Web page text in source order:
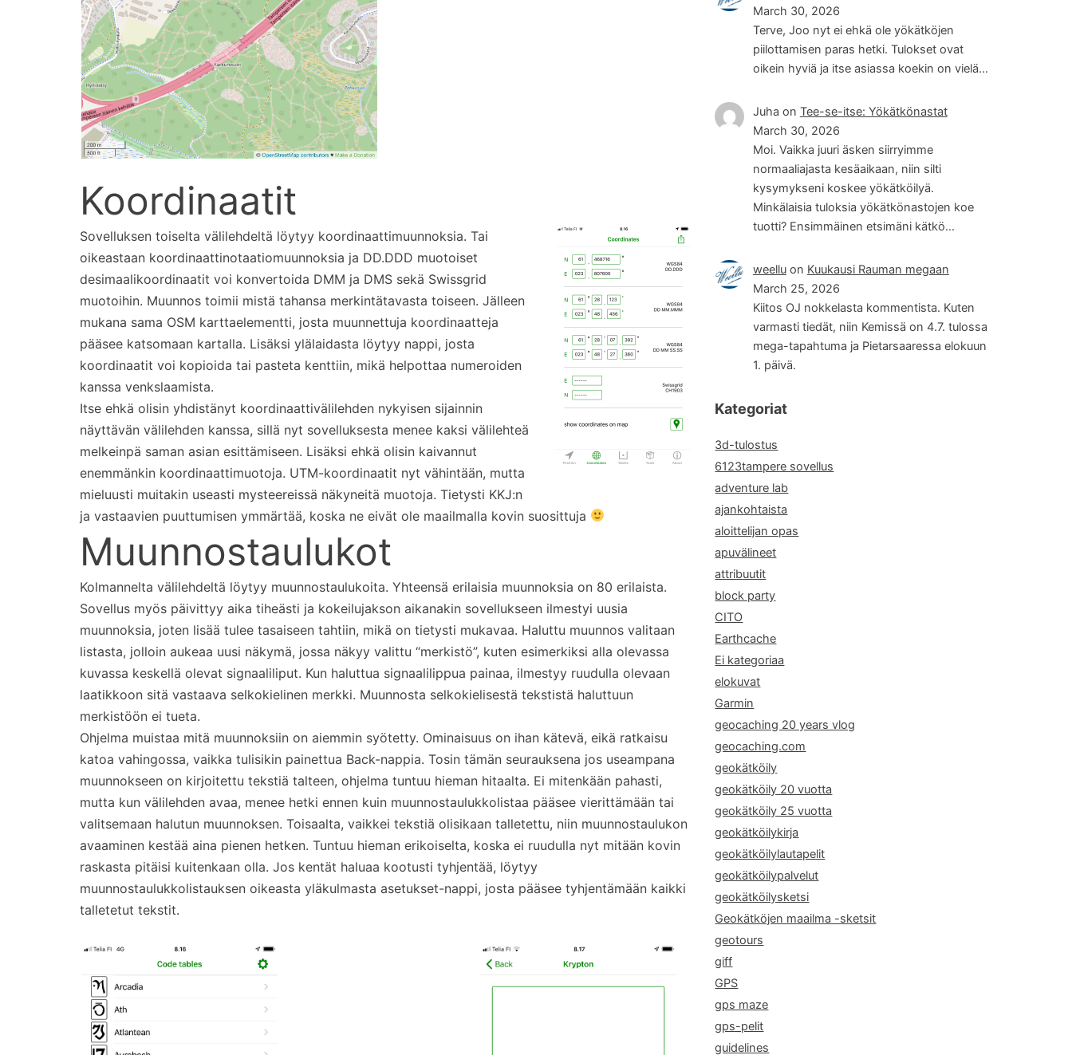
Koordinaatit
Sovelluksen toiselta välilehdeltä löytyy koordinaattimuunnoksia. Tai
oikeastaan koordinaattinotaatiomuunnoksia ja DD.DDD muotoiset
desimaalikoordinaatit voi konvertoida DMM ja DMS sekä Swissgrid
muotoihin. Muunnos toimii mistä tahansa merkintätavasta toiseen. Jälleen
mukana sama OSM karttaelementti, josta muunnettuja koordinaatteja
pääsee katsomaan kartalla. Lisäksi ylälaidasta löytyy nappi, josta
koordinaatit voi kopioida tai pasteta kenttiin, mikä helpottaa numeroiden
kanssa venkslaamista.
Itse ehkä olisin yhdistänyt koordinaattivälilehden nykyisen sijainnin
näyttävän välilehden kanssa, sillä nyt sovelluksesta menee kaksi välilehteä
melkeinpä saman asian esittämiseen. Lisäksi ehkä olisin kaivannut
enemmänkin koordinaattimuotoja. UTM-koordinaatit nyt vähintään, mutta
mieluusti muitakin useasti mysteereissä näkyneitä muotoja. Tietysti KKJ:n
ja vastaavien puuttumisen ymmärtää, koska ne eivät ole maailmalla kovin suosittuja
Muunnostaulukot
Kolmannelta välilehdeltä löytyy muunnostaulukoita. Yhteensä erilaisia muunnoksia on 80 erilaista.
Sovellus myös päivittyy aika tiheästi ja kokeilujakson aikanakin sovellukseen ilmestyi uusia
muunnoksia, joten lisää tulee tasaiseen tahtiin, mikä on tietysti mukavaa. Haluttu muunnos valitaan
listasta, jolloin aukeaa uusi näkymä, jossa näkyy valittu “merkistö”, kuten esimerkiksi alla olevassa
kuvassa keskellä olevat signaaliliput. Kun haluttua signaalilippua painaa, ilmestyy ruudulla olevaan
laatikkoon sitä vastaava selkokielinen merkki. Muunnosta selkokielisestä tekstistä haluttuun
merkistöön ei tueta.
Ohjelma muistaa mitä muunnoksiin on aiemmin syötetty. Ominaisuus on ihan kätevä, eikä ratkaisu
katoa vahingossa, vaikka tulisikin painettua Back-nappia. Tosin tämän seurauksena jos useampana
muunnokseen on kirjoitettu tekstiä talteen, ohjelma tuntuu hieman hitaalta. Ei mitenkään pahasti,
mutta kun välilehden avaa, menee hetki ennen kuin muunnostaulukkolistaa pääsee vierittämään tai
valitsemaan halutun muunnoksen. Toisaalta, vaikkei tekstiä olisikaan talletettu, niin muunnostaulukon
avaaminen kestää aina pienen hetken. Tuntuu hieman erikoiselta, koska ei ruudulla nyt mitään kovin
raskasta pitäisi kuitenkaan olla. Jos kentät haluaa kootusti tyhjentää, löytyy
muunnostaulukkolistauksen oikeasta yläkulmasta asetukset-nappi, josta pääsee tyhjentämään kaikki
talletetut tekstit.
March 30, 2026
Terve, Joo nyt ei ehkä ole yökätköjen
piilottamisen paras hetki. Tulokset ovat
oikein hyviä ja itse asiassa koekin on vielä…
Juha on Tee-se-itse: Yökätkönastat
March 30, 2026
Moi. Vaikka juuri äsken siirryimme
normaaliajasta kesäaikaan, niin silti
kysymykseni koskee yökätköilyä.
Minkälaisia tuloksia yökätkönastojen koe
tuotti? Ensimmäinen etsimäni kätkö…
weelluon Kuukausi Rauman megaan
March 25, 2026
Kiitos OJ nokkelasta kommentista. Kuten
varmasti tiedät, niin Kemissä on 4.7. tulossa
mega-tapahtuma ja Pietarsaaressa elokuun
1. päivä.
Kategoriat
3d-tulostus
6123tampere sovellus
adventure lab
ajankohtaista
aloittelijan opas
apuvälineet
attribuutit
block party
CITO
Earthcache
Ei kategoriaa
elokuvat
Garmin
geocaching 20 years vlog
geocaching.com
geokätköily
geokätköily 20 vuotta
geokätköily 25 vuotta
geokätköilykirja
geokätköilylautapelit
geokätköilypalvelut
geokätköilysketsi
Geokätköjen maailma -sketsit
geotours
giff
GPS
gps maze
gps-pelit
guidelines